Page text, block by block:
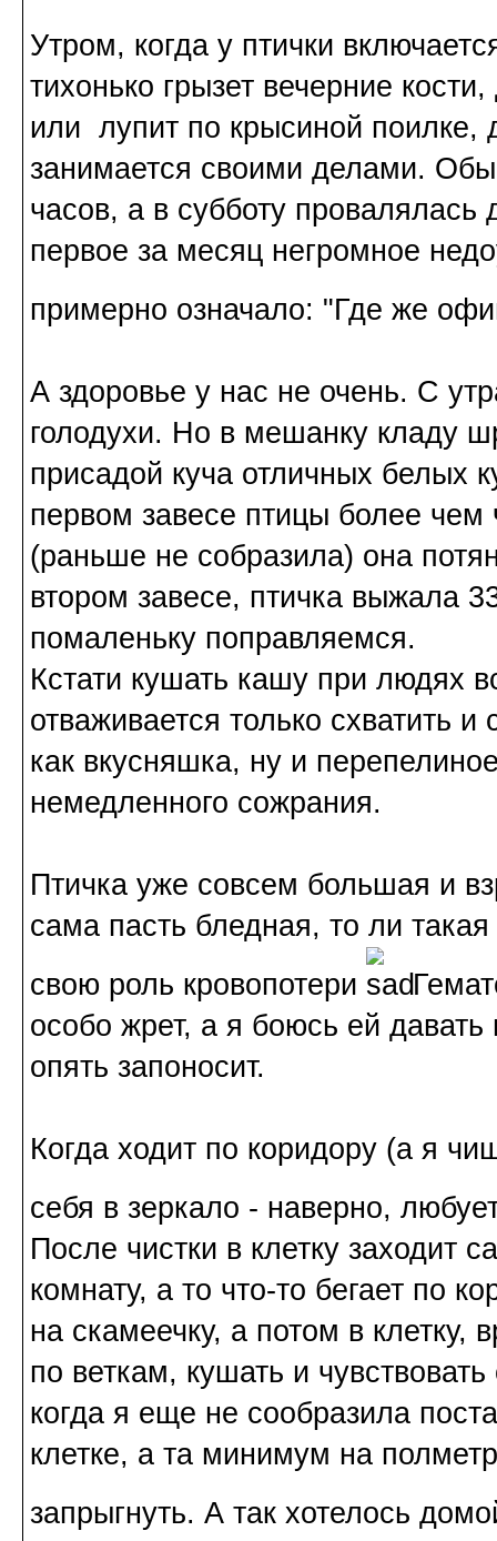
Утром, когда у птички
тихонько грызет вечерние
или лупит по крысиной поилке,
занимается своими делами.
часов, а в субботу
первое за месяц негромное
примерно означало: "Где же
А здоровье у нас не очень. С
голодухи. Но в мешанку кладу
присадой куча отличных белых
первом завесе птицы более чем
(раньше не собразила) она
втором завесе, птичка выжала
помаленьку поправляемся.
Кстати кушать кашу при людях
отваживается только схватить
как вкусняшка, ну и
немедленного сожрания.
Птичка уже совсем большая и
сама пасть бледная, то ли
свою роль кровопотери
особо жрет, а я боюсь ей
опять запоносит.
Когда ходит по коридору (а я
себя в зеркало - наверно,
После чистки в клетку заходит
комнату, а то что-то бегает по
на скамеечку, а потом в клетку,
по веткам, кушать и
когда я еще не сообразила
клетке, а та минимум на
запрыгнуть. А так хотелось